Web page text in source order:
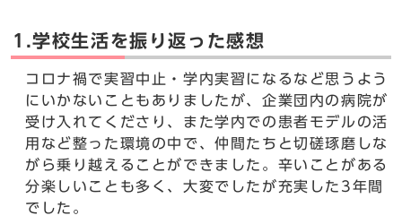
1.学校生活を振り返った感想
コロナ禍で実習中止・学内実習になるなど思うよう
にいかないこともありましたが、企業団内の病院が
受け入れてくださり、また学内での患者モデルの活
用など整った環境の中で、仲間たちと切磋琢磨しな
がら乗り越えることができました。辛いことがある
分楽しいことも多く、大変でしたが充実した3年間
でした。